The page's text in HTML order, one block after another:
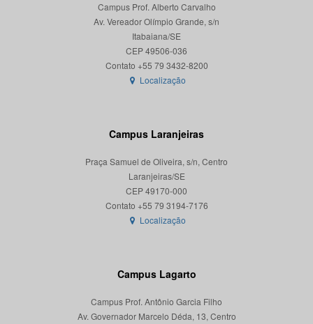
Campus Prof. Alberto Carvalho
Av. Vereador Olímpio Grande, s/n
Itabaiana/SE
CEP 49506-036
Localização
Campus Laranjeiras
Praça Samuel de Oliveira, s/n, Centro
Laranjeiras/SE
CEP 49170-000
Localização
Campus Lagarto
Campus Prof. Antônio Garcia Filho
Av. Governador Marcelo Déda, 13, Centro